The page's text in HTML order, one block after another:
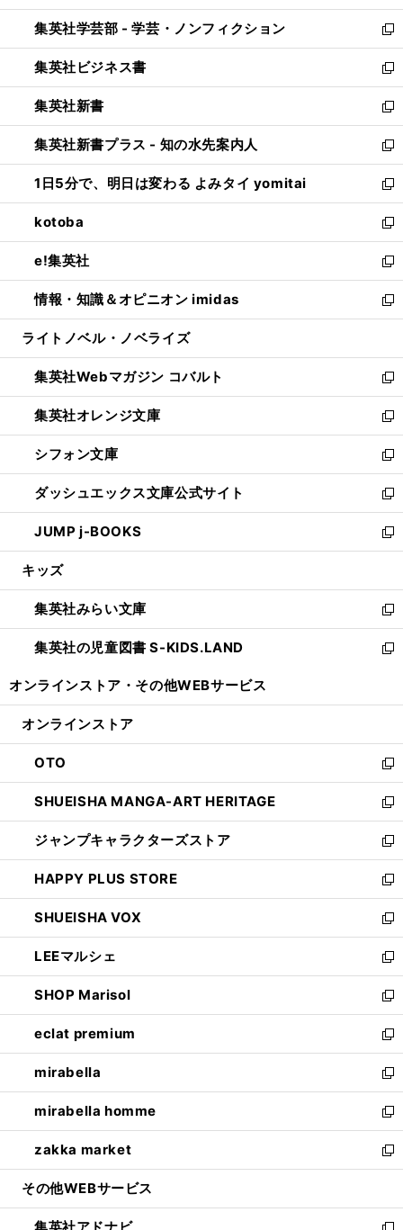
開
く
ウ
で
開
く
ン
ド
ウ
で
開
く
ウ
ィ
ン
ド
ウ
で
開
く
集英社学芸部 - 学芸・ノンフィクション
新
し
い
ウ
ィ
ン
ド
ウ
で
開
く
集英社ビジネス書
新
し
い
ウ
ィ
ン
ド
ウ
で
開
く
集英社新書
新
し
い
ウ
ィ
ン
ド
ウ
で
開
く
集英社新書プラス - 知の水先案内人
新
し
い
ウ
ィ
ン
ド
ウ
で
開
1日5分で、明日は変わる よみタイ yomitai
新
し
い
ウ
ィ
ン
ド
ウ
開
く
kotoba
新
し
い
ウ
ィ
ン
ウ
で
開
く
e!集英社
新
し
い
ウ
ン
ド
ウ
で
開
く
情報・知識＆オピニオン imidas
新
し
ウ
ィ
ン
ド
ウ
で
開
く
ライトノベル・ノベライズ
集英社Webマガジン コバルト
新
し
い
ウ
ィ
ン
ド
ウ
で
開
集英社オレンジ文庫
新
し
い
ウ
ィ
ン
ド
ウ
開
く
シフォン文庫
新
し
い
ウ
ィ
ン
ウ
で
開
く
ダッシュエックス文庫公式サイト
新
し
い
ウ
ン
ド
ウ
で
JUMP j-BOOKS
新
し
ウ
ィ
ン
ド
開
キッズ
集英社みらい文庫
新
し
い
ン
ウ
で
開
く
集英社の児童図書 S-KIDS.LAND
新
ウ
ン
ド
ウ
で
開
く
オンラインストア・ その他WEBサービス
オンラインストア
OTO
新
し
い
ウ
ィ
ン
ド
ウ
で
開
く
SHUEISHA MANGA-ART HERITAGE
新
し
い
ウ
ィ
ン
ド
ウ
で
開
く
ジャンプキャラクターズストア
新
し
い
ウ
ィ
ン
ド
ウ
で
開
く
HAPPY PLUS STORE
新
し
い
ウ
ィ
ン
ド
ウ
で
開
く
SHUEISHA VOX
新
し
い
ウ
ィ
ン
ド
ウ
で
開
く
LEEマルシェ
新
し
い
ウ
ィ
ン
ド
ウ
で
開
く
SHOP Marisol
新
し
い
ウ
ィ
ン
ド
ウ
で
開
eclat premium
新
し
い
ウ
ィ
ン
ド
ウ
開
く
mirabella
新
し
い
ウ
ィ
ン
ウ
mirabella homme
新
し
い
ウ
ン
zakka market
新
し
ウ
その他WEBサービス